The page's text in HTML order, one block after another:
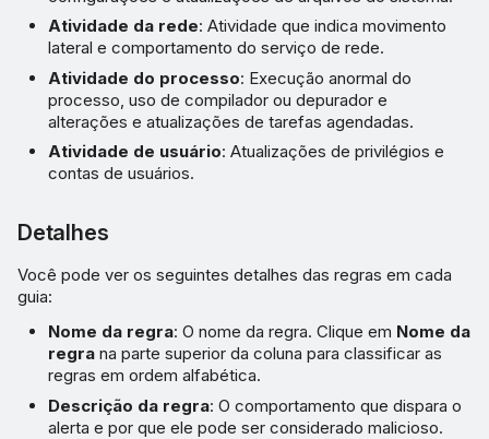
Atividade da rede: Atividade que indica movimento
lateral e comportamento do serviço de rede.
Atividade do processo: Execução anormal do
processo, uso de compilador ou depurador e
alterações e atualizações de tarefas agendadas.
Atividade de usuário: Atualizações de privilégios e
contas de usuários.
Detalhes
Você pode ver os seguintes detalhes das regras em cada
guia:
Nome da regra: O nome da regra. Clique em Nome da
regra na parte superior da coluna para classificar as
regras em ordem alfabética.
Descrição da regra: O comportamento que dispara o
alerta e por que ele pode ser considerado malicioso.